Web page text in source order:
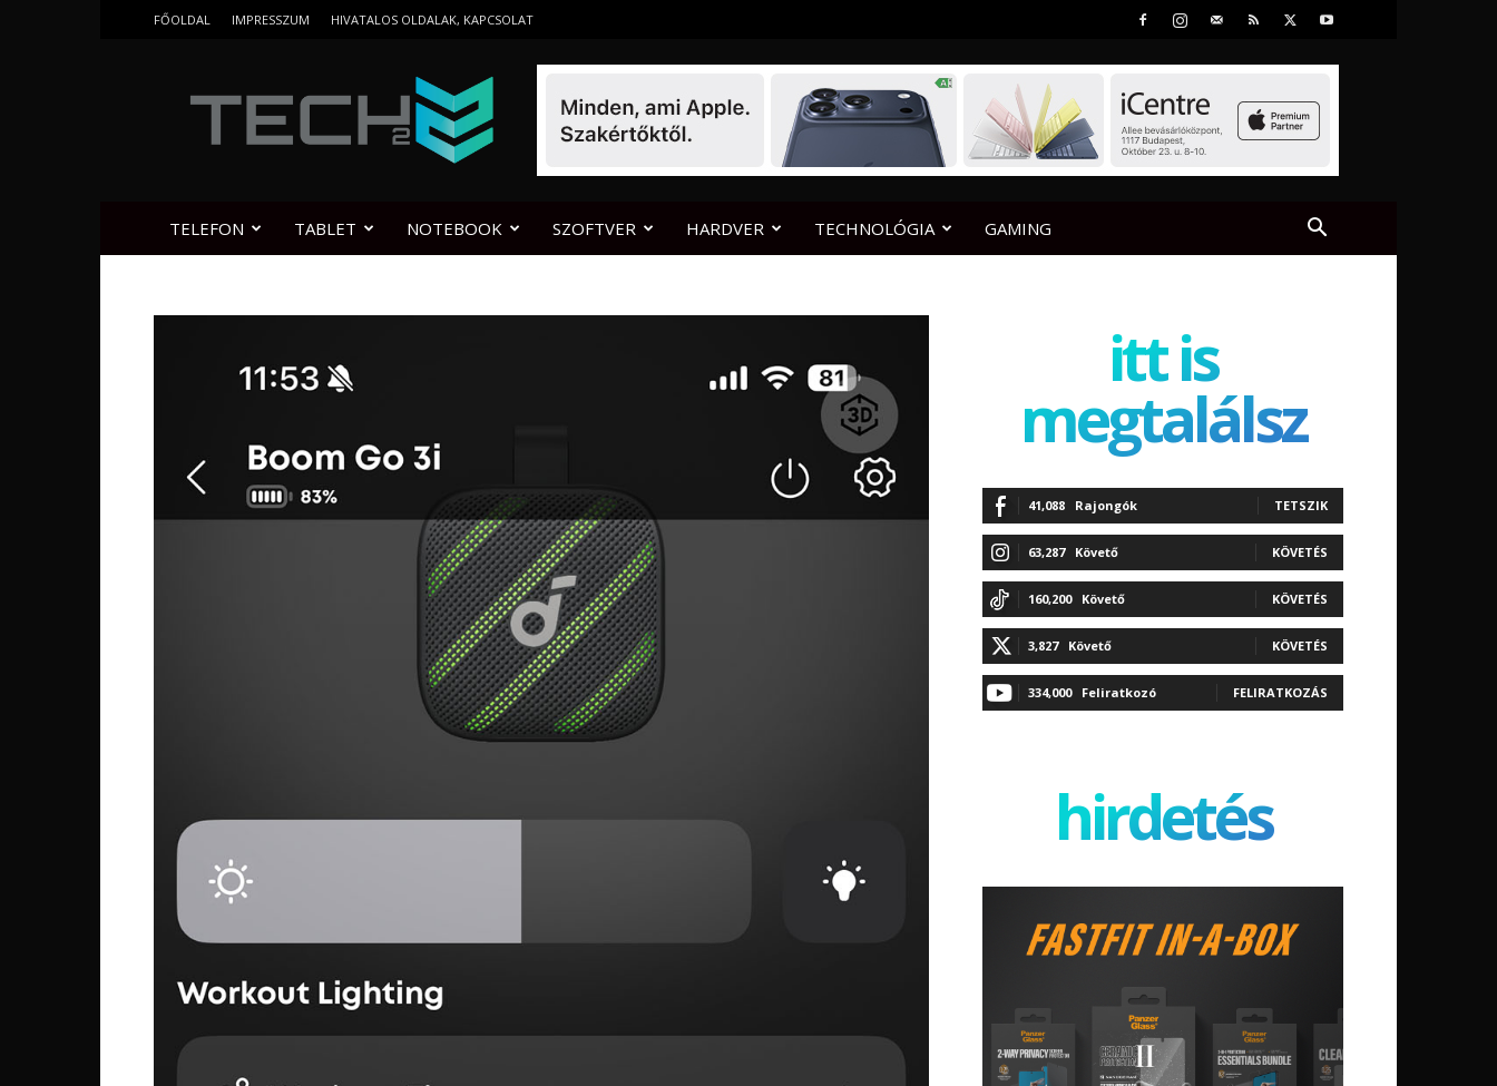
FŐOLDAL IMPRESSZUM HIVATALOS OLDALAK, KAPCSOLAT
TELEFON TABLET NOTEBOOK SZOFTVER HARDVER TECHNOLÓGIA GAMING
itt is
megtalálsz
41,088 Rajongók TETSZIK
63,287 Követő KÖVETÉS
160,200 Követő KÖVETÉS
3,827 Követő KÖVETÉS
334,000 Feliratkozó FELIRATKOZÁS
hirdetés